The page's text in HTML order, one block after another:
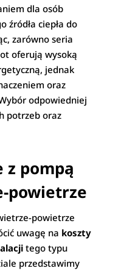
dla osób
źródła ciepła do
zarówno seria
oferują wysoką
jednak
oraz
odpowiedniej
potrzeb oraz
z pompą
powietrze
powietrze
uwagę na koszty
tego typu
przedstawimy